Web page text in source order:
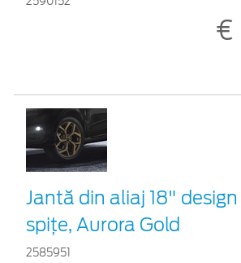
€
Jantă din aliaj 18" design
spițe, Aurora Gold
2585951